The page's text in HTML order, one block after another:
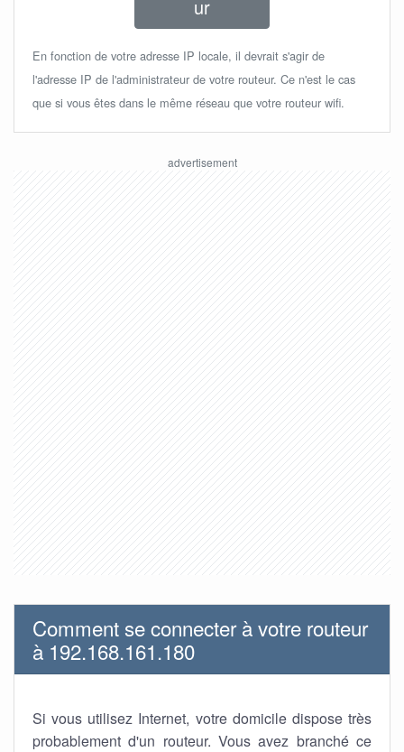
ur
En fonction de votre adresse IP locale, il devrait s'agir de
l'adresse IP de l'administrateur de votre routeur. Ce n'est le cas
que si vous êtes dans le même réseau que votre routeur wifi.
Comment se connecter à votre routeur
à 192.168.161.180
Si vous utilisez Internet, votre domicile dispose très
probablement d'un routeur. Vous avez branché ce